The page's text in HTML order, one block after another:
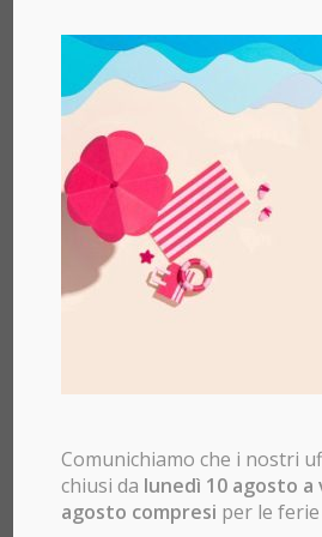
Che cosa sono i
intelligenti?
17/06/2019 / Ethereum,Tutte le News
Un modo di connettersi,
l’inefficienza
Continua a leggere
ed Ethereum?
17/06/2019 / inEthereum ,Tutte le News
Comunichiamo che i nostri
chiusi da lunedì 10 agosto a
agosto compresi per le